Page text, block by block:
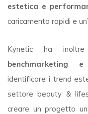
estetica e
caricamento rapidi e
Kynetic ha
benchmarketing
identificare i trend
settore beauty &
creare un progetto